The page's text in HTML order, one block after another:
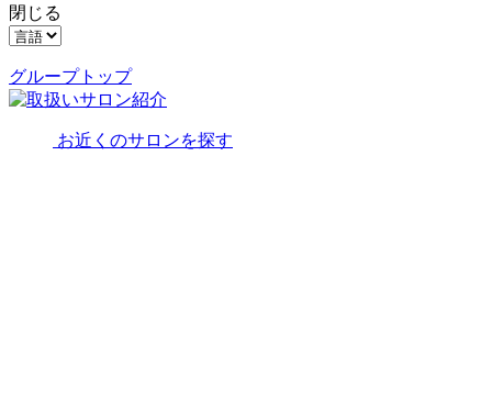
閉じる
グループトップ
お近くのサロンを探す